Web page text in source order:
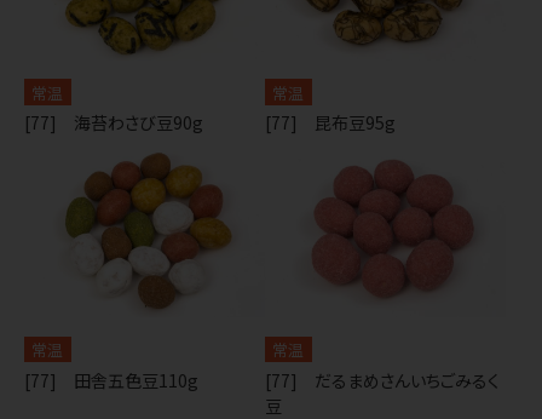
常温
[77] 海苔わさび豆90g
常温
[77] 昆布豆95g
常温
[77] 田舎五色豆110g
常温
[77] だるまめさんいちごみるく
豆